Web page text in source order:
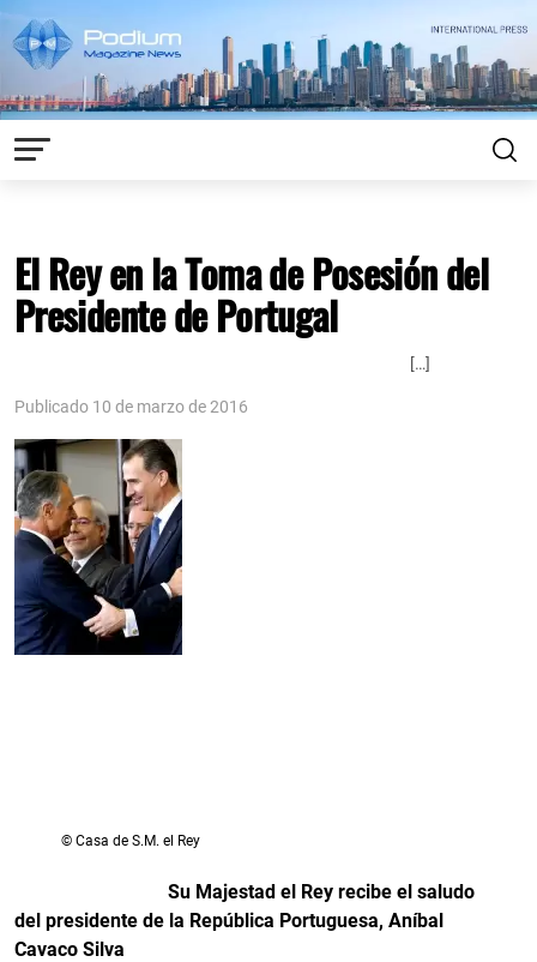
El Rey en la Toma de Posesión del
Presidente de Portugal
[…]
Publicado 10 de marzo de 2016
© Casa de S.M. el Rey
Su Majestad el Rey recibe el saludo
del presidente de la República Portuguesa, Aníbal
Cavaco Silva